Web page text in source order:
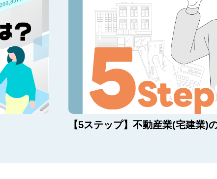
【5ステップ】不動産業(宅建業)